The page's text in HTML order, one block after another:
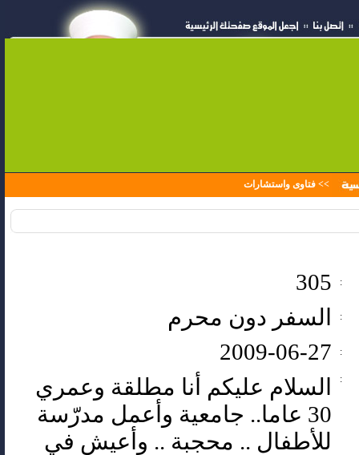
>> فتاوى واستشارات
305 :
السفر دون محرم :
2009-06-27 :
السلام عليكم أنا مطلقة وعمري
30 عاما.. جامعية وأعمل مدرّسة
للأطفال .. محجبة .. وأعيش في
: